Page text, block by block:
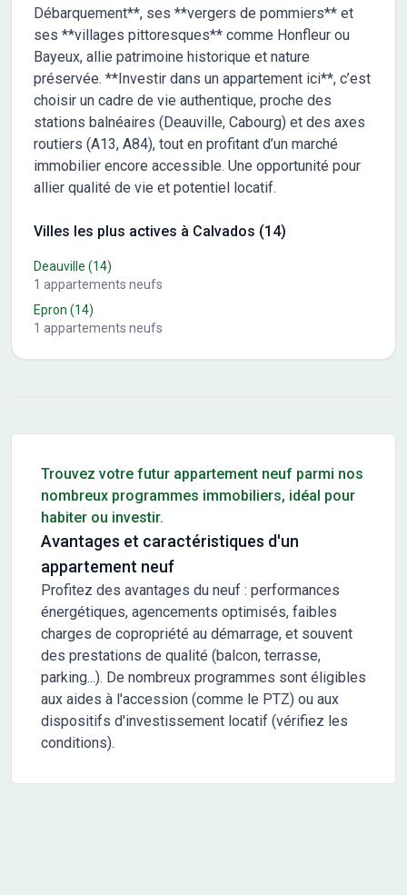
Débarquement**, ses **vergers de pommiers** et
ses **villages pittoresques** comme Honfleur ou
Bayeux, allie patrimoine historique et nature
préservée. **Investir dans un appartement ici**, c’est
choisir un cadre de vie authentique, proche des
stations balnéaires (Deauville, Cabourg) et des axes
routiers (A13, A84), tout en profitant d’un marché
immobilier encore accessible. Une opportunité pour
allier qualité de vie et potentiel locatif.
Villes les plus actives à Calvados (14)
Deauville (14)
1 appartements neufs
Epron (14)
1 appartements neufs
Trouvez votre futur appartement neuf parmi nos
nombreux programmes immobiliers, idéal pour
habiter ou investir.
Avantages et caractéristiques d'un
appartement neuf
Profitez des avantages du neuf : performances
énergétiques, agencements optimisés, faibles
charges de copropriété au démarrage, et souvent
des prestations de qualité (balcon, terrasse,
parking...). De nombreux programmes sont éligibles
aux aides à l'accession (comme le PTZ) ou aux
dispositifs d'investissement locatif (vérifiez les
conditions).